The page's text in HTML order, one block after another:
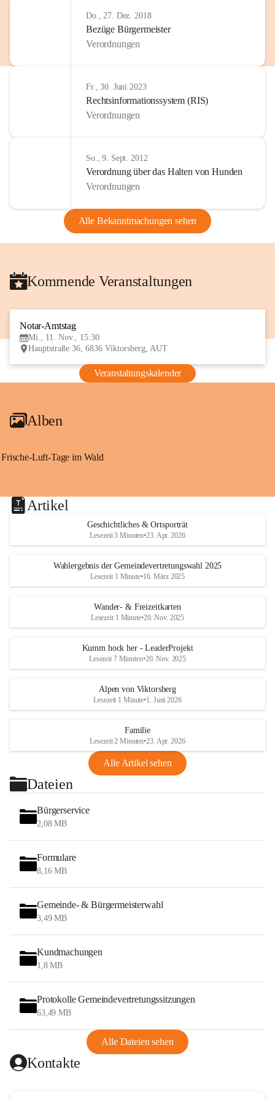
Do., 27. Dez. 2018
Bezüge Bürgermeister
Verordnungen
Fr., 30. Juni 2023
Rechtsinformationssystem (RIS)
Verordnungen
So., 9. Sept. 2012
Verordnung über das Halten von Hunden
Verordnungen
Alle Bekanntmachungen sehen
Kommende Veranstaltungen
Notar-Amtstag
Mi., 11. Nov., 15:30
Hauptstraße 36, 6836 Viktorsberg, AUT
Veranstaltungskalender
Alben
Frische-Luft-Tage im Wald
Artikel
Geschichtliches & Ortsporträt
Lesezeit 3 Minuten•23. Apr. 2026
Wahlergebnis der Gemeindevertretungswahl 2025
Lesezeit 1 Minute•16. März 2025
Wander- & Freizeitkarten
Lesezeit 1 Minute•20. Nov. 2025
Kumm hock her - LeaderProjekt
Lesezeit 7 Minuten•20. Nov. 2025
Alpen von Viktorsberg
Lesezeit 1 Minute•1. Juni 2026
Familie
Lesezeit 2 Minuten•23. Apr. 2026
Alle Artikel sehen
Dateien
Bürgerservice
2,08 MB
Formulare
8,16 MB
Gemeinde- & Bürgermeisterwahl
3,49 MB
Kundmachungen
1,8 MB
Protokolle Gemeindevertretungssitzungen
63,49 MB
Alle Dateien sehen
Kontakte